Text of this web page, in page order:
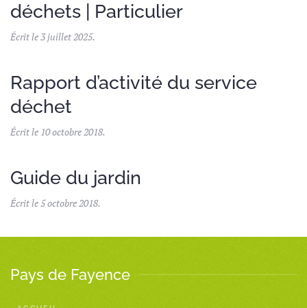
déchets | Particulier
Écrit le3 juillet 2025.
Rapport d’activité du service
déchet
Écrit le 10 octobre 2018.
Guide du jardin
Écrit le5 octobre 2018.
Pays de Fayence